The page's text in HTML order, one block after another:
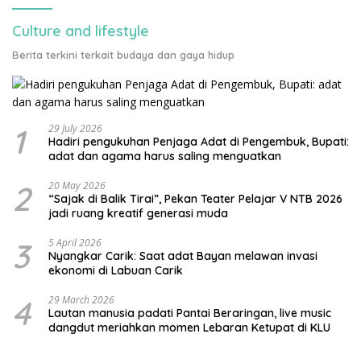
Culture and lifestyle
Berita terkini terkait budaya dan gaya hidup
1 29 July 2026
Hadiri pengukuhan Penjaga Adat di Pengembuk, Bupati:
adat dan agama harus saling menguatkan
2 20 May 2026
“Sajak di Balik Tirai”, Pekan Teater Pelajar V NTB 2026
jadi ruang kreatif generasi muda
3 5 April 2026
Nyangkar Carik: Saat adat Bayan melawan invasi
ekonomi di Labuan Carik
4 29 March 2026
Lautan manusia padati Pantai Beraringan, live music
dangdut meriahkan momen Lebaran Ketupat di KLU